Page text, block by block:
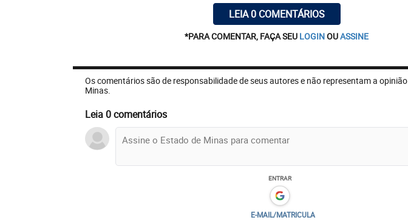
LEIA 0 COMENTÁRIOS
*PARA COMENTAR, FAÇA SEU LOGINOUASSINE
Os comentários são de responsabilidade de seus autores e não representam a
Minas.
Leia 0 comentários
ENTRAR
E-MAIL/MATRICULA